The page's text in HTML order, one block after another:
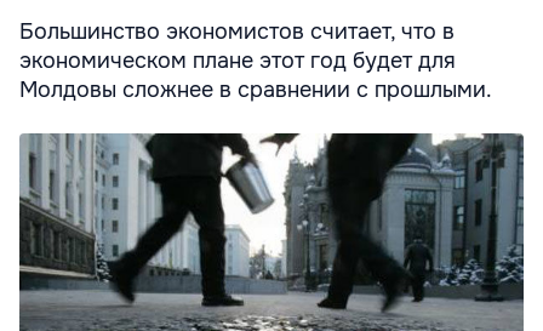
Большинство экономистов считает, что в
экономическом плане этот год будет для
Молдовы сложнее в сравнении с прошлыми.